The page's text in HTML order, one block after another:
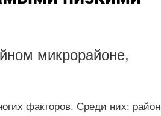
микрорайоне,
факторов. Среди них: район